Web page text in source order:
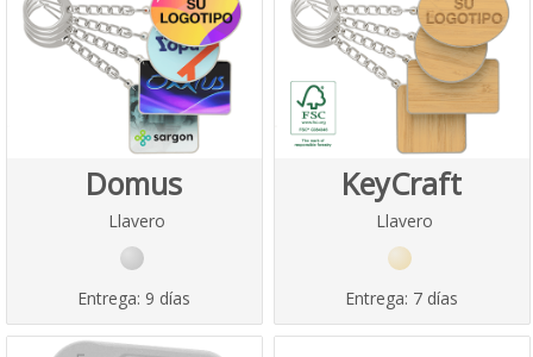
Domus
Llavero
Entrega: 9 días
KeyCraft
Llavero
Entrega: 7 días